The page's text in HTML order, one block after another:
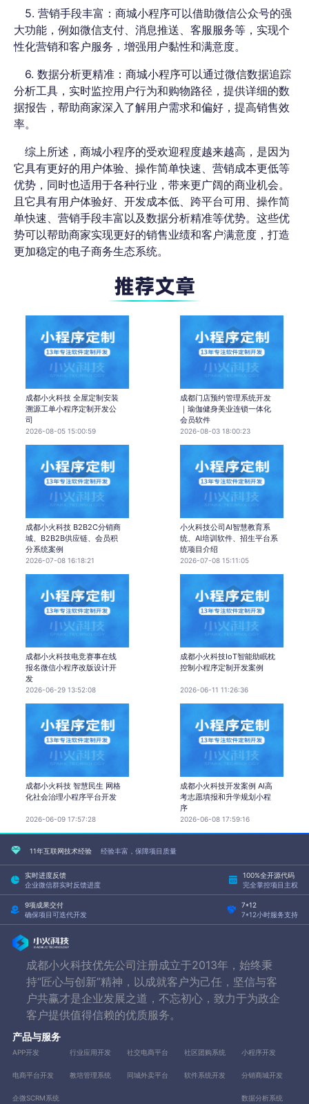
5. 营销手段丰富：商城小程序可以借助微信公众号的强
大功能，例如微信支付、消息推送、客服服务等，实现个
性化营销和客户服务，增强用户黏性和满意度。
6. 数据分析更精准：商城小程序可以通过微信数据追踪
分析工具，实时监控用户行为和购物路径，提供详细的数
据报告，帮助商家深入了解用户需求和偏好，提高销售效
率。
综上所述，商城小程序的受欢迎程度越来越高，是因为
它具有更好的用户体验、操作简单快速、营销成本更低等
优势，同时也适用于各种行业，带来更广阔的商业机会。
且它具有用户体验好、开发成本低、跨平台可用、操作简
单快速、营销手段丰富以及数据分析精准等优势。这些优
势可以帮助商家实现更好的销售业绩和客户满意度，打造
更加稳定的电子商务生态系统。
成都小火科技 全屋定制安装
溯源工单小程序定制开发公
司
2026-08-05 15:00:59
成都门店预约管理系统开发
｜瑜伽健身美业连锁一体化
会员软件
2026-08-03 18:00:23
成都小火科技 B2B2C分销商
城、B2B2B供应链、会员积
分系统案例
2026-07-08 16:18:21
小火科技公司AI智慧教育系
统、AI培训软件、招生平台系
统项目介绍
2026-07-08 15:11:05
成都小火科技电竞赛事在线
报名微信小程序改版设计开
发
2026-06-29 13:52:08
成都小火科技IoT智能助眠枕
控制小程序定制开发案例
2026-06-11 11:26:36
成都小火科技 智慧民生 网格
化社会治理小程序平台开发
2026-06-09 17:57:28
成都小火科技开发案例 AI高
考志愿填报和升学规划小程
序
2026-06-08 17:59:16
11年互联网技术经验 经验丰富，保障项目质量
实时进度反馈
企业微信群实时反馈进度
100%全开源代码
完全掌控项目主权
9项成果交付
确保项目可迭代开发
7*12
7*12小时服务支持
成都小火科技优先公司注册成立于2013年，始终秉
持“匠心与创新”精神，以成就客户为己任，坚信与客
户共赢才是企业发展之道，不忘初心，致力于为政企
客户提供值得信赖的优质服务。
产品与服务
APP开发 行业应用开发 社交电商平台 社区团购系统 小程序开发
电商平台开发 教培管理系统 同城外卖平台 软件系统开发 分销商城开发
企微SCRM系统 数据分析系统